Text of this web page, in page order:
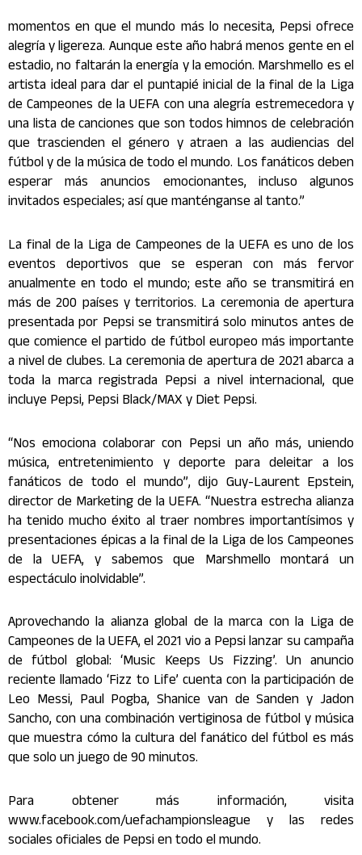
momentos en que el mundo más lo necesita, Pepsi ofrece
alegría y ligereza. Aunque este año habrá menos gente en el
estadio, no faltarán la energía y la emoción. Marshmello es el
artista ideal para dar el puntapié inicial de la final de la Liga
de Campeones de la UEFA con una alegría estremecedora y
una lista de canciones que son todos himnos de celebración
que trascienden el género y atraen a las audiencias del
fútbol y de la música de todo el mundo. Los fanáticos deben
esperar más anuncios emocionantes, incluso algunos
invitados especiales; así que manténganse al tanto.”
La final de la Liga de Campeones de la UEFA es uno de los
eventos deportivos que se esperan con más fervor
anualmente en todo el mundo; este año se transmitirá en
más de 200 países y territorios. La ceremonia de apertura
presentada por Pepsi se transmitirá solo minutos antes de
que comience el partido de fútbol europeo más importante
a nivel de clubes. La ceremonia de apertura de 2021 abarca a
toda la marca registrada Pepsi a nivel internacional, que
incluye Pepsi, Pepsi Black/MAX y Diet Pepsi.
“Nos emociona colaborar con Pepsi un año más, uniendo
música, entretenimiento y deporte para deleitar a los
fanáticos de todo el mundo”, dijo Guy-Laurent Epstein,
director de Marketing de la UEFA. “Nuestra estrecha alianza
ha tenido mucho éxito al traer nombres importantísimos y
presentaciones épicas a la final de la Liga de los Campeones
de la UEFA, y sabemos que Marshmello montará un
espectáculo inolvidable”.
Aprovechando la alianza global de la marca con la Liga de
Campeones de la UEFA, el 2021 vio a Pepsi lanzar su campaña
de fútbol global: ‘Music Keeps Us Fizzing’. Un anuncio
reciente llamado ‘Fizz to Life’ cuenta con la participación de
Leo Messi, Paul Pogba, Shanice van de Sanden y Jadon
Sancho, con una combinación vertiginosa de fútbol y música
que muestra cómo la cultura del fanático del fútbol es más
que solo un juego de 90 minutos.
Para obtener más información, visita
www.facebook.com/uefachampionsleague y las redes
sociales oficiales de Pepsi en todo el mundo.